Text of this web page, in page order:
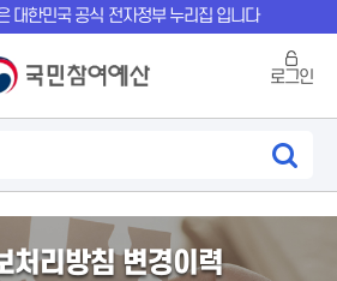
대한민국 공식 전자정부 누리집 입니다
로그인
처리방침 변경이력